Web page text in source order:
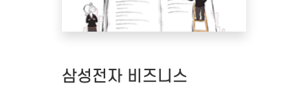
삼성전자 비즈니스